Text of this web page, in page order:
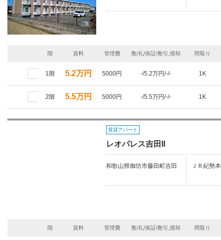
階 賃料 管理費 敷/礼/保証/敷引,償却 間取り
1階 5.2万円 5000円 -/5.2万円/-/- 1K
2階 5.5万円 5000円 -/5.5万円/-/- 1K
賃貸アパート
レオパレス吉田II
和歌山県御坊市藤田町吉田 ＪＲ紀勢
階 賃料 管理費 敷/礼/保証/敷引,償却 間取り